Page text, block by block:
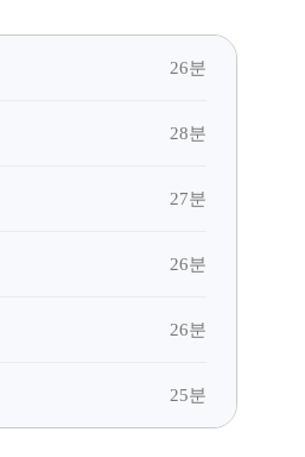
26분
28분
27분
26분
26분
25분